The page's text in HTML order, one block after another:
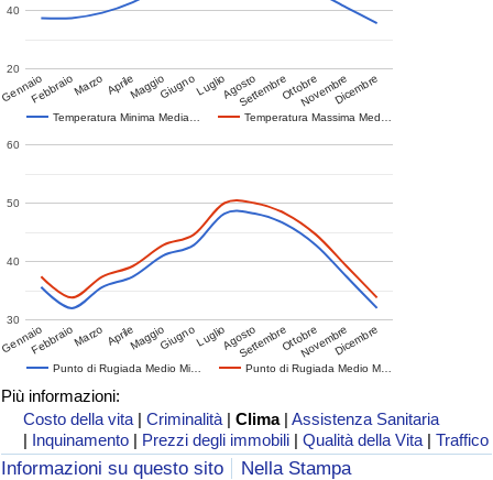
Temperatura Minima Media… Temperatura Massima Med…
GennaioFebbraioMarzo AprileMaggioGiugnoLuglioAgosto
SettembreOttobreNovembreDicembre
20
40
Punto di Rugiada Medio Mi… Punto di Rugiada Medio M…
GennaioFebbraioMarzo AprileMaggioGiugnoLuglioAgosto
SettembreOttobreNovembreDicembre
30
40
50
60
Più informazioni:
Costo della vita |Criminalità |Clima |Assistenza Sanitaria
| Inquinamento | Prezzi degli immobili |Qualità della Vita |Traffico
Informazioni su questo sito Nella Stampa